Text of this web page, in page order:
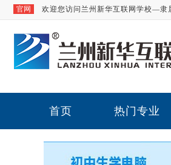
官网 欢迎您访问兰州新华互联网学校—隶
首页 热门专业